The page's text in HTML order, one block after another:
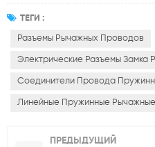
ТЕГИ :
Разъемы Рычажных Проводов
Электрические Разъемы Замка
Соединители Провода
Линейные Пружинные
ПРЕДЫДУЩИЙ